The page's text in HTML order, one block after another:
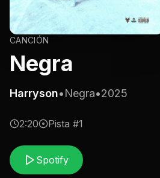
CANCIÓN
Negra
Harryson•Negra•2025
2:20 Pista #1
Spotify